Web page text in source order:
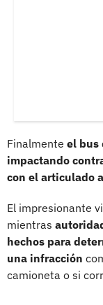
Finalmente el bus
impactando
con el articulado
El impresionante
mientras
hechos para
una infracción
camioneta o si